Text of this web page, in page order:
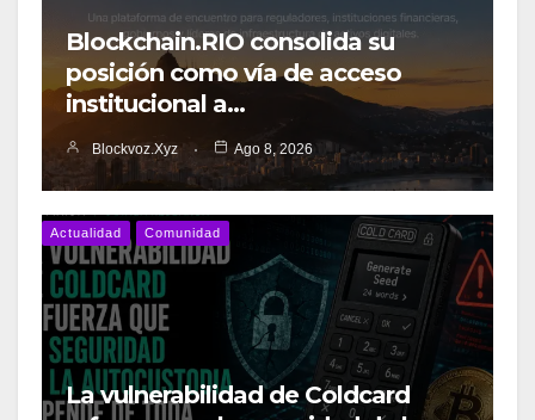
Blockchain.RIO consolida su
posición como vía de acceso
institucional a…
Blockvoz.xyz Ago 8, 2026
Actualidad Comunidad
La vulnerabilidad de Coldcard